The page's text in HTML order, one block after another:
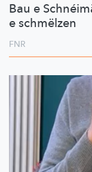
Bau e
e schmëlzen
FNR